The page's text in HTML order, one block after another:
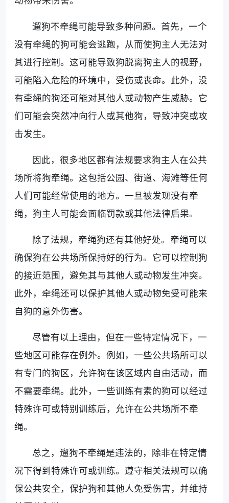
遛狗不牵绳可能导致多种问题。首先，一个
没有牵绳的狗可能会逃跑，从而使狗主人无法对
其进行控制。这可能导致狗脱离狗主人的视野，
可能陷入危险的环境中，受伤或丧命。此外，没
有牵绳的狗还可能对其他人或动物产生威胁。它
们可能会突然冲向行人或其他狗，导致冲突或攻
击发生。
因此，很多地区都有法规要求狗主人在公共
场所将狗牵绳。这包括公园、街道、海滩等任何
人们可能经常使用的地方。一旦被发现没有牵
绳，狗主人可能会面临罚款或其他法律后果。
除了法规，牵绳狗还有其他好处。牵绳可以
确保狗在公共场所保持好的行为。它可以控制狗
的接近范围，避免其与其他人或动物发生冲突。
此外，牵绳还可以保护其他人或动物免受可能来
自狗的意外伤害。
尽管有以上理由，但在一些特定情况下，一
些地区可能存在例外。例如，一些公共场所可以
有专门的狗区，允许狗在该区域内自由活动，而
不需要牵绳。此外，一些训练有素的狗可以经过
特殊许可或特别训练后，允许在公共场所不牵
绳。
总之，遛狗不牵绳是违法的，除非在特定情
况下得到特殊许可或训练。遵守相关法规可以确
保公共安全，保护狗和其他人免受伤害，并维持